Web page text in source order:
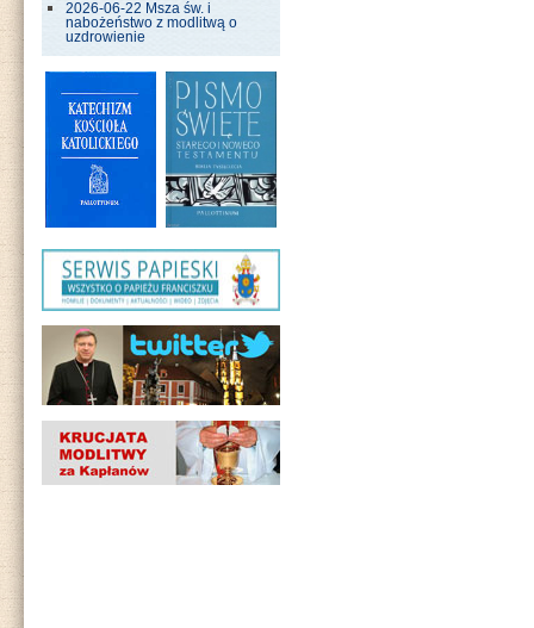
2026-06-22 Msza św. i
nabożeństwo z modlitwą o
uzdrowienie